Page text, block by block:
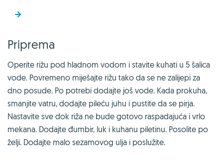
Priprema
Operite rižu pod hladnom vodom i stavite kuhati u 5 šalica
vode. Povremeno miješajte rižu tako da se ne zalijepi za
dno posude. Po potrebi dodajte još vode. Kada prokuha,
smanjite vatru, dodajte pileću juhu i pustite da se pirja.
Nastavite sve dok riža ne bude gotovo raspadajuća i vrlo
mekana. Dodajte đumbir, luk i kuhanu piletinu. Posolite po
želji. Dodajte malo sezamovog ulja i poslužite.